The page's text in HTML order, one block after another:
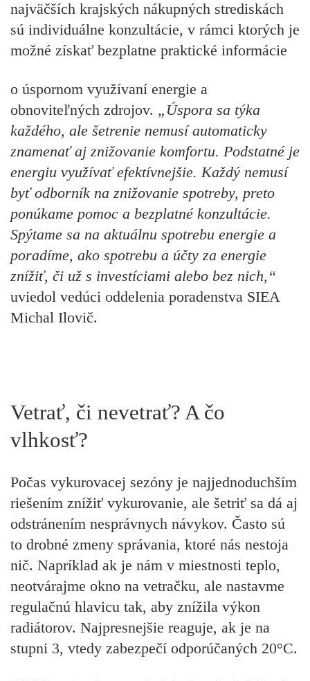
najväčších krajských nákupných strediskách
sú individuálne konzultácie, v rámci ktorých je
možné získať bezplatne praktické informácie
o úspornom využívaní energie a
obnoviteľných zdrojov. „Úspora sa týka
každého, ale šetrenie nemusí automaticky
znamenať aj znižovanie komfortu. Podstatné je
energiu využívať efektívnejšie. Každý nemusí
byť odborník na znižovanie spotreby, preto
ponúkame pomoc a bezplatné konzultácie.
Spýtame sa na aktuálnu spotrebu energie a
poradíme, ako spotrebu a účty za energie
znížiť, či už s investíciami alebo bez nich,“
uviedol vedúci oddelenia poradenstva SIEA
Michal Ilovič.
Vetrať, či nevetrať? A čo
vlhkosť?
Počas vykurovacej sezóny je najjednoduchším
riešením znížiť vykurovanie, ale šetriť sa dá aj
odstránením nesprávnych návykov. Často sú
to drobné zmeny správania, ktoré nás nestoja
nič. Napríklad ak je nám v miestnosti teplo,
neotvárajme okno na vetračku, ale nastavme
regulačnú hlavicu tak, aby znížila výkon
radiátorov. Najpresnejšie reaguje, ak je na
stupni 3, vtedy zabezpečí odporúčaných 20°C.